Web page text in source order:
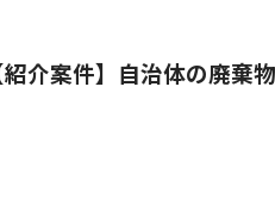
介案件】自治体の廃棄